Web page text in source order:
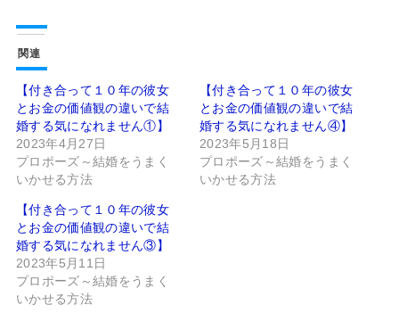
関連
【付き合って１０年の彼女
とお金の価値観の違いで結
婚する気になれません①】
2023年4月27日
プロポーズ～結婚をうまく
いかせる方法
【付き合って１０年の彼女
とお金の価値観の違いで結
婚する気になれません④】
2023年5月18日
プロポーズ～結婚をうまく
いかせる方法
【付き合って１０年の彼女
とお金の価値観の違いで結
婚する気になれません③】
2023年5月11日
プロポーズ～結婚をうまく
いかせる方法